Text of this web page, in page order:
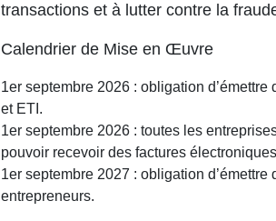
transactions et à lutter contre la
Calendrier de Mise en Œuvre
1er septembre 2026 : obligation
et ETI.
1er septembre 2026 : toutes les
pouvoir recevoir des factures
1er septembre 2027 : obligation
entrepreneurs.